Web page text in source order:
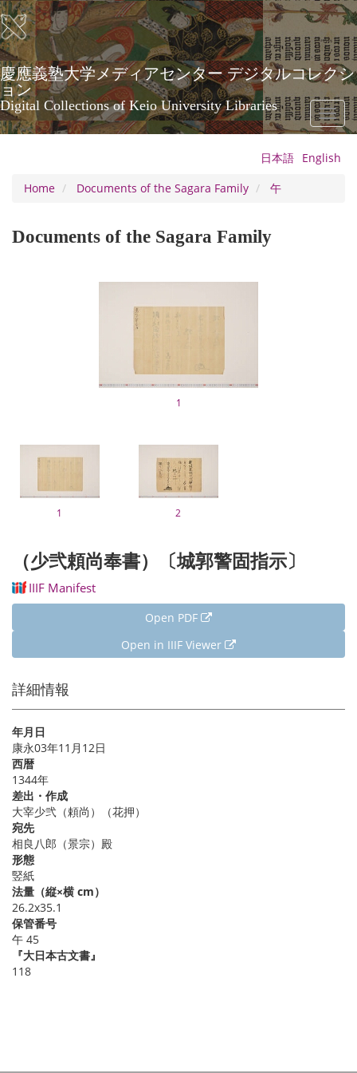
Skip
to
main
content
慶應義塾大学メディアセンター デジタルコレクシ
ョン
Digital Collections of Keio University Libraries
Toggle
日本語 English
Home
Documents of the Sagara Family 午
Documents of the Sagara Family
1
1 2
（少弐頼尚奉書）〔城郭警固指示〕
IIIF Manifest
Open PDF
Open in IIIF Viewer
詳細情報
年月日
康永03年11月12日
西暦
1344年
差出・作成
大宰少弐（頼尚）（花押）
宛先
相良八郎（景宗）殿
形態
竪紙
法量（縦×横 cm）
26.2x35.1
保管番号
午 45
『大日本古文書』
118